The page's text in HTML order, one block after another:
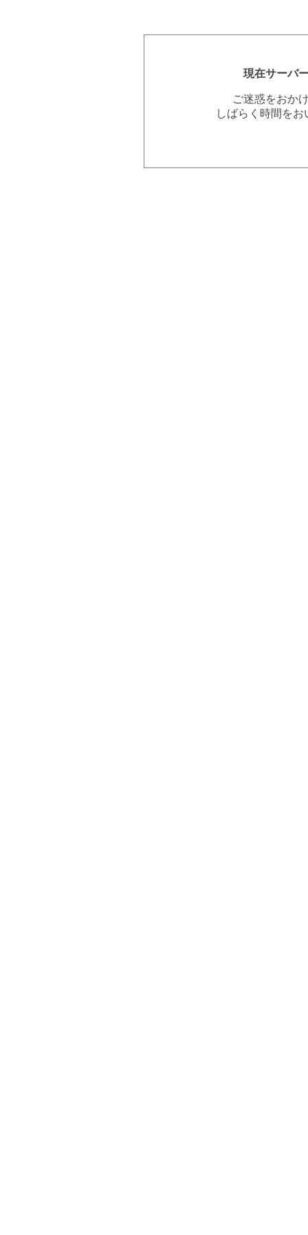
現在サーバ
ご迷惑をおか
しばらく時間を